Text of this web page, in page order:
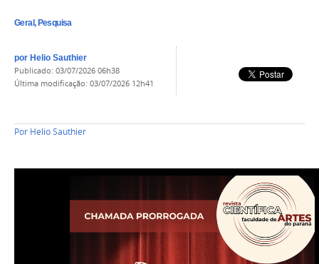
Geral, Pesquisa
por Helio Sauthier
publicado: 03/07/2026 06h38
última modificação: 03/07/2026 12h41
Por Helio Sauthier